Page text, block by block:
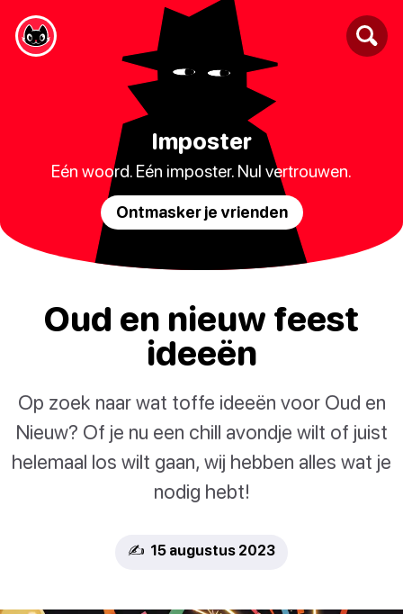
Imposter
Eén woord. Eén imposter. Nul vertrouwen.
Ontmasker je vrienden
Oud en nieuw feest
ideeën
Op zoek naar wat toffe ideeën voor Oud en
Nieuw? Of je nu een chill avondje wilt of juist
helemaal los wilt gaan, wij hebben alles wat je
nodig hebt!
✍️ 15 augustus 2023